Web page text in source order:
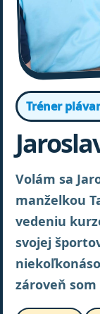
Tréner
Volám sa
manželkou
vedeniu
svojej
zároveň